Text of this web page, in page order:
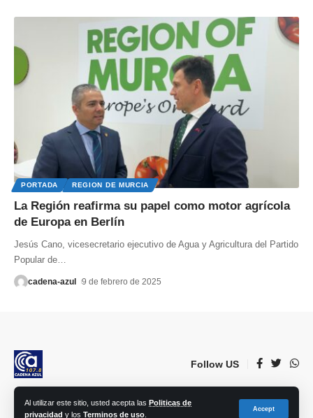
Al utilizar este sitio, usted acepta las Politicas de
privacidad y los Terminos de uso
Accept
PORTADA REGION DE MURCIA
La Región reafirma su papel como motor agrícola
de Europa en Berlín
Jesús Cano, vicesecretario ejecutivo de Agua y Agricultura del Partido
Popular de
cadena-azul 9 de febrero de 2025
Follow US
© 2023 Lorca Comunicación, Radio, TV, prensa e Internet S.L. | Todos los